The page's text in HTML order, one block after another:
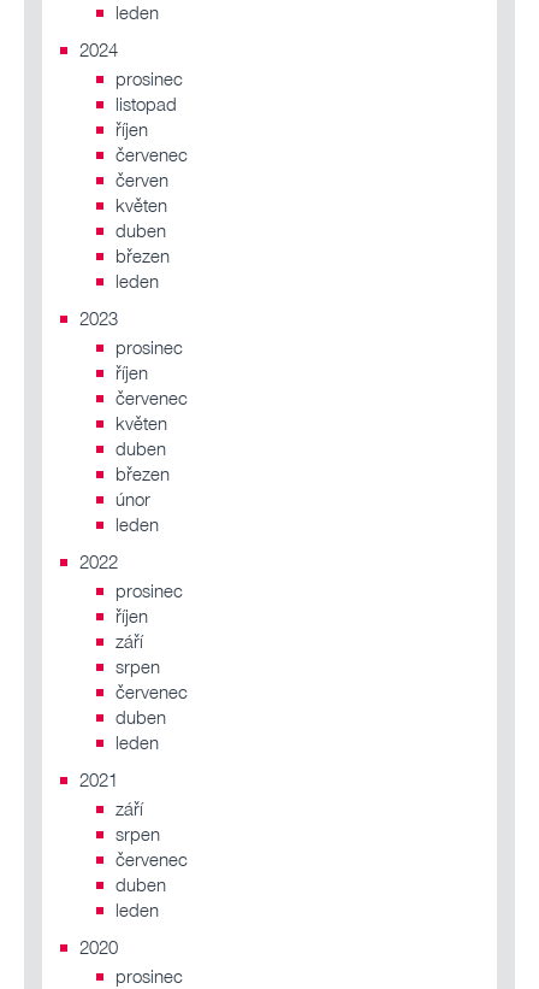
leden
2024
prosinec
listopad
říjen
červenec
červen
květen
duben
březen
leden
2023
prosinec
říjen
červenec
květen
duben
březen
únor
leden
2022
prosinec
říjen
září
srpen
červenec
duben
leden
2021
září
srpen
červenec
duben
leden
2020
prosinec